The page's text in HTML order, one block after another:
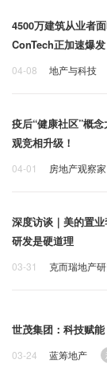
4500万建筑从业者
ConTech正加速爆发
04-08 地产与科技
疫后“健康社区”概
观竞相升级！
04-01 房地产观察家
深度访谈｜美的置
研发是硬道理
03-31 克而瑞地产
世茂集团：科技赋
03-24 蓝筹地产